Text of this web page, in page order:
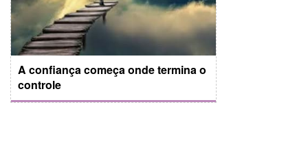
A confiança começa onde termina o
controle